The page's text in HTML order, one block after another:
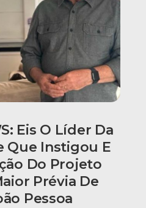
Eis O Líder Da
Que Instigou E
Do Projeto
Prévia De
Pessoa